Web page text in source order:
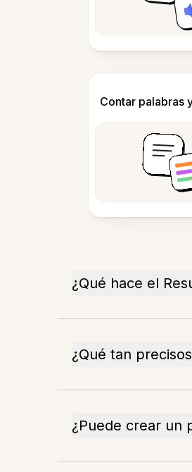
Contar palabras
¿Qué hace el
¿Qué tan
¿Puede crear un